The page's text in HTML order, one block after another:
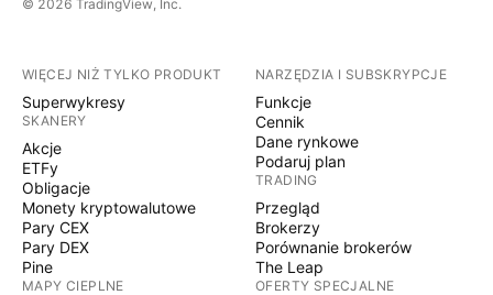
© 2026 TradingView, Inc.
WIĘCEJ NIŻ TYLKO PRODUKT
Superwykresy
SKANERY
Akcje
ETFy
Obligacje
Monety kryptowalutowe
Pary CEX
Pary DEX
Pine
MAPY CIEPLNE
NARZĘDZIA I SUBSKRYPCJE
Funkcje
Cennik
Dane rynkowe
Podaruj plan
TRADING
Przegląd
Brokerzy
Porównanie brokerów
The Leap
OFERTY SPECJALNE